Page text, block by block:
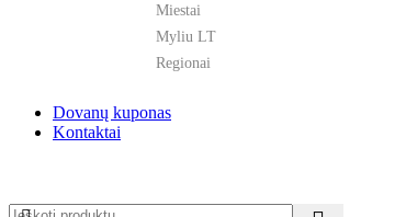
Miestai
Myliu LT
Regionai
Dovanų kuponas
Kontaktai